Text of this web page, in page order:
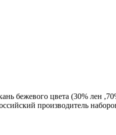
бежевого цвета (30% лен
производитель